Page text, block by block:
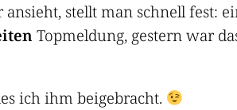
stellt man schnell fest:
Topmeldung, gestern war
ich ihm beigebracht.